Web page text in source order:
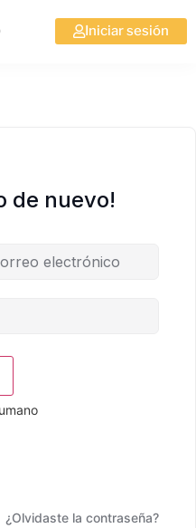
Iniciar sesión
de nuevo!
¿Olvidaste la contraseña?